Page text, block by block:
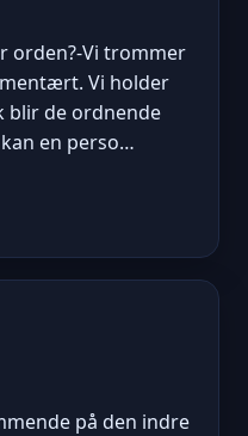
orden?-Vi trommer
Vi holder
blir de ordnende
en perso…
på den indre